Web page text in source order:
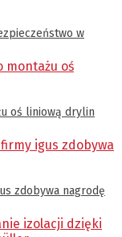
w
oś liniową drylin
zdobywa nagrodę